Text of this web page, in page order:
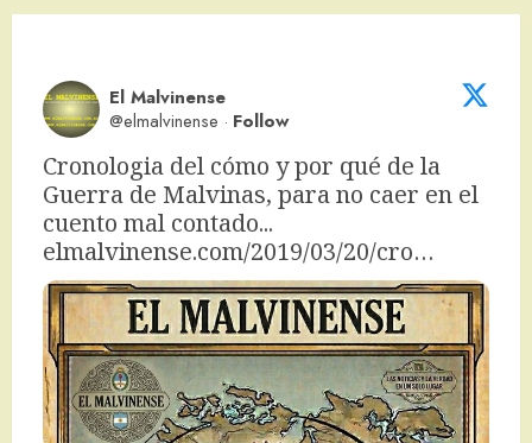
El Malvinense
@elmalvinense · Follow
Cronologia del cómo y por qué de la
Guerra de Malvinas, para no caer en el
elmalvinense.com/2019/03/20/cro…